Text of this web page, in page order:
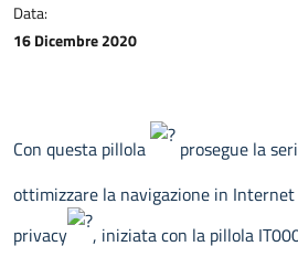
Data:
16 Dicembre 2020
Con questa pillola
prosegue la
ottimizzare la navigazione in
privacy
, iniziata con la pillola